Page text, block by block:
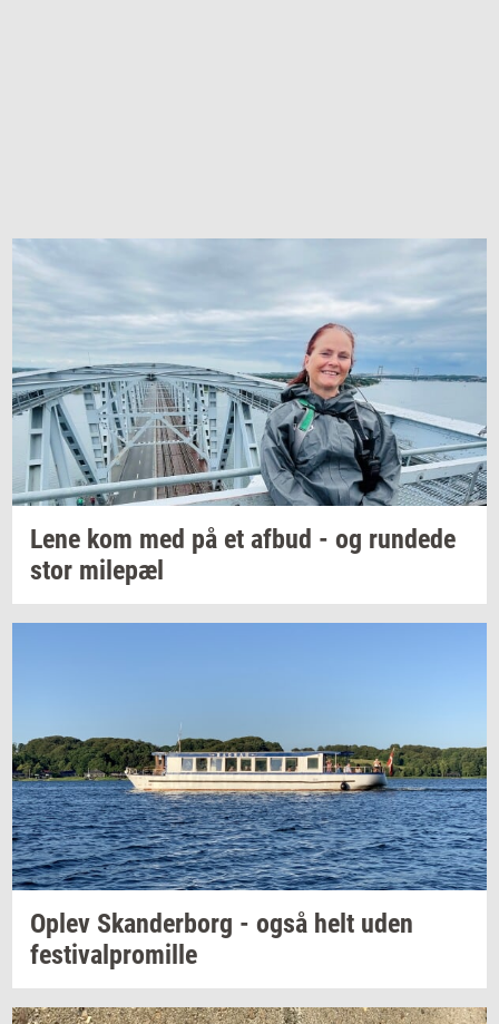
Lene kom med på et afbud - og run­de­de
stor milepæl
Oplev Skan­der­borg - også helt uden
festi­val­pro­mil­le